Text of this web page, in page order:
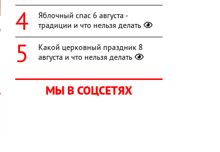
Яблочный спас 6 августа -
традиции и что нельзя делать
Какой церковный праздник 8
августа и что нельзя делать
МЫ В СОЦСЕТЯХ